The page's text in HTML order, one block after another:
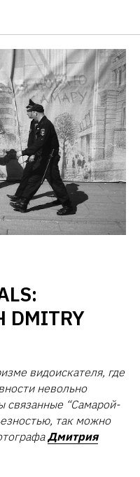
DMITRY
видоискателя, где
невольно
связанные “Самарой-
так можно
Дмитрия